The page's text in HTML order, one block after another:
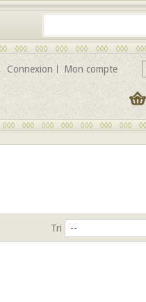
Connexion Mon compte
Tri --